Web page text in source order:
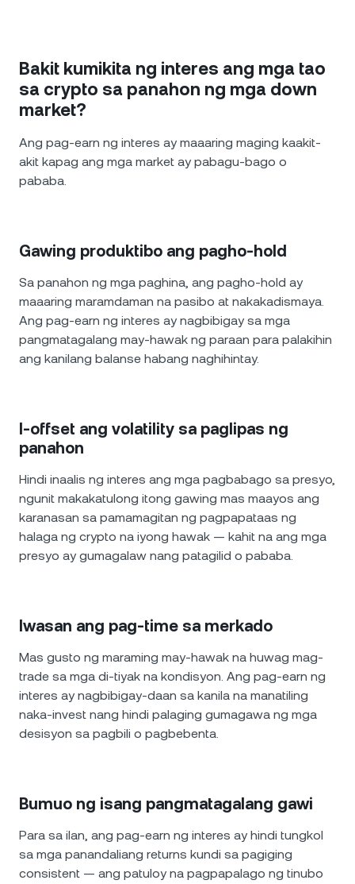
Bakit kumikita ng interes ang mga tao
sa crypto sa panahon ng mga down
market?
Ang pag-earn ng interes ay maaaring maging kaakit-
akit kapag ang mga market ay pabagu-bago o
pababa.
Gawing produktibo ang pagho-hold
Sa panahon ng mga paghina, ang pagho-hold ay
maaaring maramdaman na pasibo at nakakadismaya.
Ang pag-earn ng interes ay nagbibigay sa mga
pangmatagalang may-hawak ng paraan para palakihin
ang kanilang balanse habang naghihintay.
I-offset ang volatility sa paglipas ng
panahon
Hindi inaalis ng interes ang mga pagbabago sa presyo,
ngunit makakatulong itong gawing mas maayos ang
karanasan sa pamamagitan ng pagpapataas ng
halaga ng crypto na iyong hawak — kahit na ang mga
presyo ay gumagalaw nang patagilid o pababa.
Iwasan ang pag-time sa merkado
Mas gusto ng maraming may-hawak na huwag mag-
trade sa mga di-tiyak na kondisyon. Ang pag-earn ng
interes ay nagbibigay-daan sa kanila na manatiling
naka-invest nang hindi palaging gumagawa ng mga
desisyon sa pagbili o pagbebenta.
Bumuo ng isang pangmatagalang gawi
Para sa ilan, ang pag-earn ng interes ay hindi tungkol
sa mga panandaliang returns kundi sa pagiging
consistent — ang patuloy na pagpapalago ng tinubo